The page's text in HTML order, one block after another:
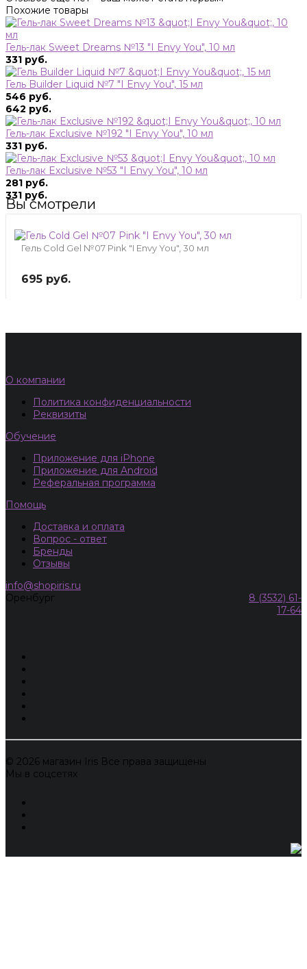
Похожие товары
Гель-лак Sweet Dreams №13 "I Envy You", 10 мл
331 руб.
Гель Builder Liquid №7 "I Envy You", 15 мл
546 руб.
642 руб.
Гель-лак Exclusive №192 "I Envy You", 10 мл
331 руб.
Гель-лак Exclusive №53 "I Envy You", 10 мл
281 руб.
331 руб.
Вы смотрели
Гель Cold Gel №07 Pink "I Envy You", 30 мл
695 руб.
О компании
Политика конфиденциальности
Реквизиты
Обучение
Приложение для iPhone
Приложение для Android
Реферальная программа
Помощь
Доставка и оплата
Вопрос - ответ
Бренды
Отзывы
info@shopiris.ru
Оренбург
8 (3532) 61-
17-64
© 2026 магазин Iris Все права защищены
Мы в соцсетях